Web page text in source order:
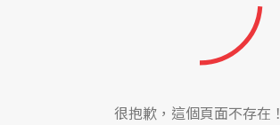
很抱歉，這個頁面不存在！